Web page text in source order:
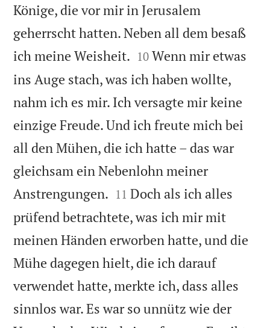
Könige, die vor mir in Jerusalem
geherrscht hatten. Neben all dem besaß
ich meine Weisheit. 

10 Wenn mir etwas
ins Auge stach, was ich haben wollte,
nahm ich es mir. Ich versagte mir keine
einzige Freude. Und ich freute mich bei
all den Mühen, die ich hatte – das war
gleichsam ein Nebenlohn meiner
Anstrengungen. 

11 Doch als ich alles
prüfend betrachtete, was ich mir mit
meinen Händen erworben hatte, und die
Mühe dagegen hielt, die ich darauf
verwendet hatte, merkte ich, dass alles
sinnlos war. Es war so unnütz wie der